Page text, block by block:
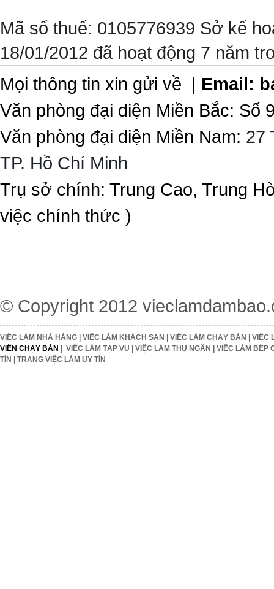
Mã số thuế: 0105776939 Sở kế
18/01/2012 đã hoạt động 7 năm
Mọi thông tin xin gửi về | Email:
Văn phòng đại diện Miền Bắc:
Văn phòng đại diện Miền Nam: 27
TP. Hồ Chí Minh
Trụ sở chính: Trung Cao, Trung
việc chính thức )
© Copyright 2012
VIỆC LÀM NHÀ HÀNG | VIỆC LÀM KHÁCH SẠN | VIỆC LÀM CHẠY BÀN | VIỆC
VIÊN CHẠY BÀN | VIỆC LÀM TẠP VỤ | VIỆC LÀM THU NGÂN | VIỆC LÀM BẾP
TÍN | TRANG VIỆC LÀM UY TÍN